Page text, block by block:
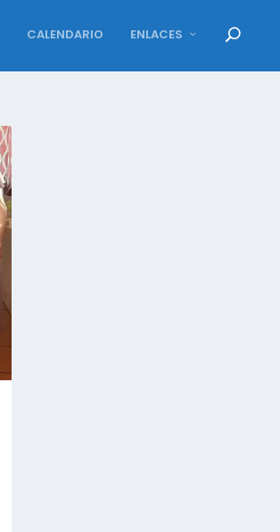
CALENDARIO ENLACES